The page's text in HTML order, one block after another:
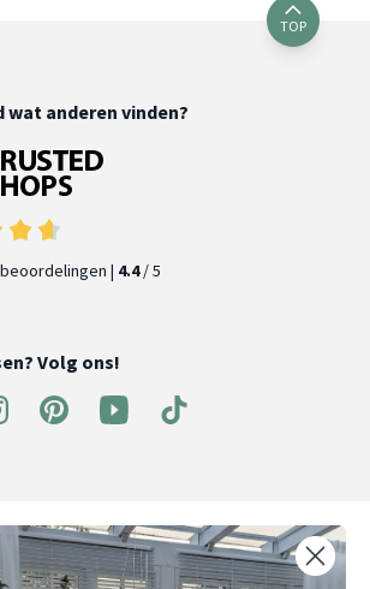
TOP
wat anderen vinden?
| 4.4/ 5
Volg ons!
je eerste bestelling